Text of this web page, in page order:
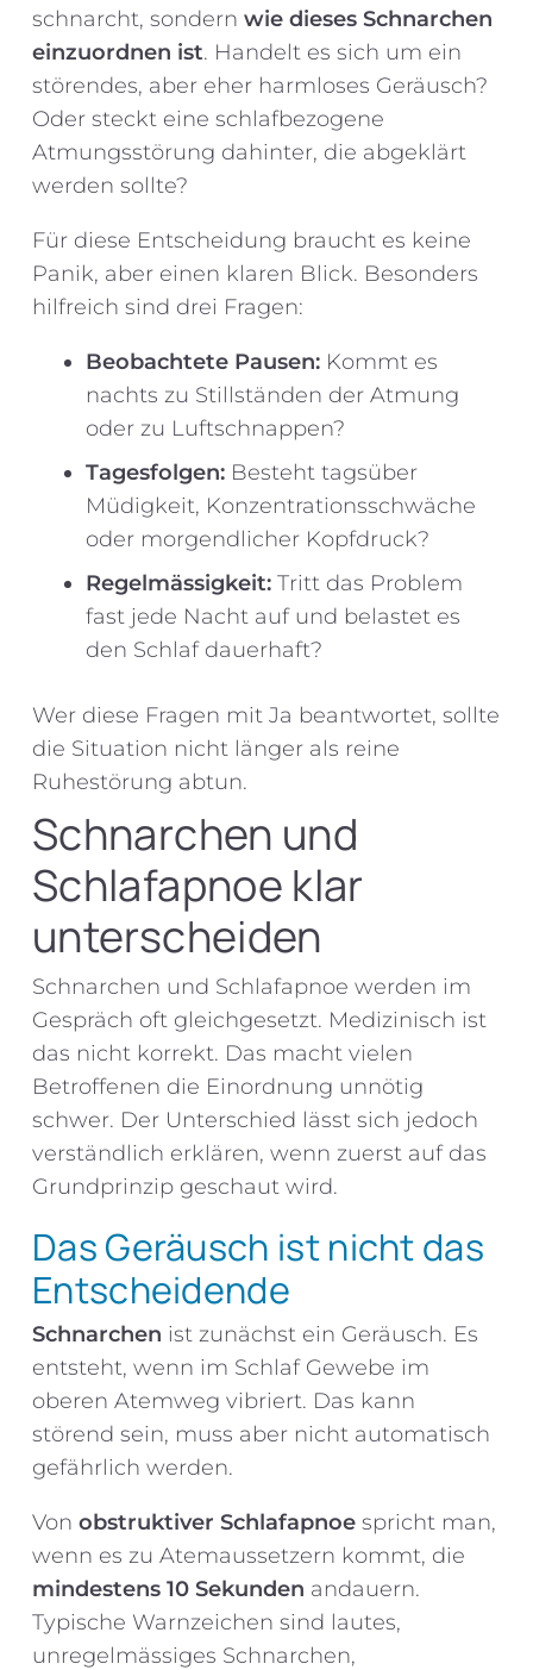
schnarcht, sondern wie dieses Schnarchen
einzuordnen ist. Handelt es sich um ein
störendes, aber eher harmloses Geräusch?
Oder steckt eine schlafbezogene
Atmungsstörung dahinter, die abgeklärt
werden sollte?
Für diese Entscheidung braucht es keine
Panik, aber einen klaren Blick. Besonders
hilfreich sind drei Fragen:
Beobachtete Pausen: Kommt es
nachts zu Stillständen der Atmung
oder zu Luftschnappen?
Tagesfolgen: Besteht tagsüber
Müdigkeit, Konzentrationsschwäche
oder morgendlicher Kopfdruck?
Regelmässigkeit: Tritt das Problem
fast jede Nacht auf und belastet es
den Schlaf dauerhaft?
Wer diese Fragen mit Ja beantwortet, sollte
die Situation nicht länger als reine
Ruhestörung abtun.
Schnarchen und
Schlafapnoe klar
unterscheiden
Schnarchen und Schlafapnoe werden im
Gespräch oft gleichgesetzt. Medizinisch ist
das nicht korrekt. Das macht vielen
Betroffenen die Einordnung unnötig
schwer. Der Unterschied lässt sich jedoch
verständlich erklären, wenn zuerst auf das
Grundprinzip geschaut wird.
Das Geräusch ist nicht das
Entscheidende
Schnarchen ist zunächst ein Geräusch. Es
entsteht, wenn im Schlaf Gewebe im
oberen Atemweg vibriert. Das kann
störend sein, muss aber nicht automatisch
gefährlich werden.
Von obstruktiver Schlafapnoe spricht man,
wenn es zu Atemaussetzern kommt, die
mindestens 10 Sekunden andauern.
Typische Warnzeichen sind lautes,
unregelmässiges Schnarchen,